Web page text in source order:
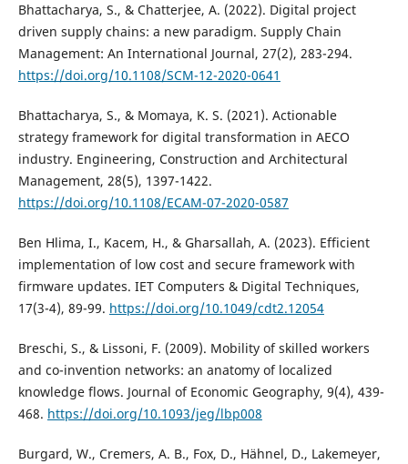
Bhattacharya, S., & Chatterjee, A. (2022). Digital project
driven supply chains: a new paradigm. Supply Chain
Management: An International Journal, 27(2), 283-294.
https://doi.org/10.1108/SCM-12-2020-0641
Bhattacharya, S., & Momaya, K. S. (2021). Actionable
strategy framework for digital transformation in AECO
industry. Engineering, Construction and Architectural
Management, 28(5), 1397-1422.
https://doi.org/10.1108/ECAM-07-2020-0587
Ben Hlima, I., Kacem, H., & Gharsallah, A. (2023). Efficient
implementation of low cost and secure framework with
firmware updates. IET Computers & Digital Techniques,
17(3-4), 89-99. https://doi.org/10.1049/cdt2.12054
Breschi, S., & Lissoni, F. (2009). Mobility of skilled workers
and co-invention networks: an anatomy of localized
knowledge flows. Journal of Economic Geography, 9(4), 439-
468. https://doi.org/10.1093/jeg/lbp008
Burgard, W., Cremers, A. B., Fox, D., Hähnel, D., Lakemeyer,